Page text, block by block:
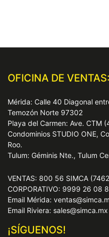
OFICINA DE VENTAS:
Mérida: Calle 40 Diagonal
Temozón Norte 97302
Playa del Carmen: Ave. CTM
Condominios STUDIO ONE,
Roo.
Tulum: Géminis Nte., Tulum
VENTAS: 800 56 SIMCA
CORPORATIVO: 9999 26 08
Email Mérida:
Email Riviera: sales@simca.mx
¡SÍGUENOS!